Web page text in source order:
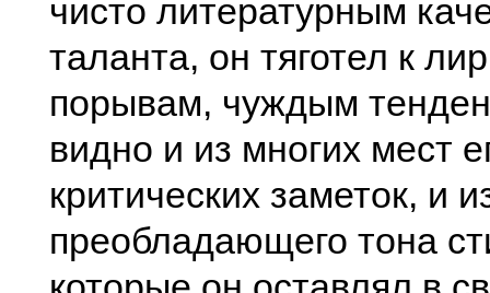
чисто литературным
таланта, он тяготел к
порывам, чуждым
видно и из многих мест
критических заметок, и
преобладающего тона